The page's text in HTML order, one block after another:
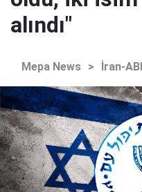
alındı"
Mepa News > İran-